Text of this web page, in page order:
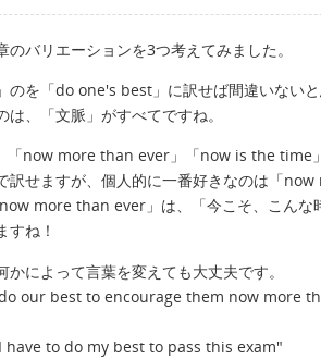
のバリエーションを3つ考えてみました。
のを「do one's best」に訳せば間違いないと
、「文脈」がすべてですね。
「now more than ever」「now is the time
訳せますが、個人的に一番好きなのは「
more than ever」は、「今こそ、こんな
すね！
かによって言葉を変えても大丈夫です。
our best to encourage them now more
to do my best to pass this exam"